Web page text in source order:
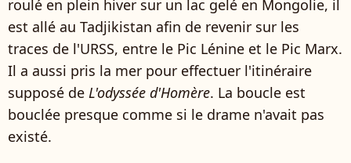
roulé en plein hiver sur un lac gelé en Mongolie, il
est allé au Tadjikistan afin de revenir sur les
traces de l'URSS, entre le Pic Lénine et le Pic Marx.
Il a aussi pris la mer pour effectuer l'itinéraire
supposé de L'odyssée d'Homère. La boucle est
bouclée presque comme si le drame n'avait pas
existé.